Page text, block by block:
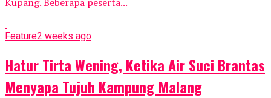
Feature2 weeks ago
Hatur Tirta Wening, Ketika Air Suci Brantas
Menyapa Tujuh Kampung Malang